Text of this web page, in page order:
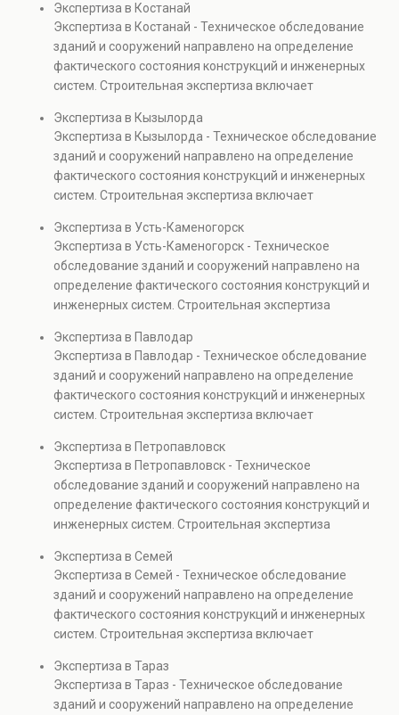
элементов и оценку эксплуатационной безопасности.
Услуга востребована при покупке недвижимости,
капитальном ремонте и реконструкции объектов, а
также при судебных разбирательствах и технических
проверках.
Экспертиза в Костанай
Экспертиза в Костанай - Техническое обследование
зданий и сооружений направлено на определение
фактического состояния конструкций и инженерных
систем. Строительная экспертиза включает
элементов и оценку эксплуатационной безопасности.
Услуга востребована при покупке недвижимости,
капитальном ремонте и реконструкции объектов, а
также при судебных разбирательствах и технических
проверках.
Экспертиза в Кызылорда
Экспертиза в Кызылорда - Техническое обследование
зданий и сооружений направлено на определение
фактического состояния конструкций и инженерных
систем. Строительная экспертиза включает
элементов и оценку эксплуатационной безопасности.
Услуга востребована при покупке недвижимости,
капитальном ремонте и реконструкции объектов, а
также при судебных разбирательствах и технических
проверках.
Экспертиза в Усть-Каменогорск
Экспертиза в Усть-Каменогорск - Техническое
обследование зданий и сооружений направлено на
определение фактического состояния конструкций и
инженерных систем. Строительная экспертиза
прочности элементов и оценку эксплуатационной
безопасности. Услуга востребована при покупке
недвижимости, капитальном ремонте и реконструкции
объектов, а также при судебных разбирательствах и
технических проверках.
Экспертиза в Павлодар
Экспертиза в Павлодар - Техническое обследование
зданий и сооружений направлено на определение
фактического состояния конструкций и инженерных
систем. Строительная экспертиза включает
элементов и оценку эксплуатационной безопасности.
Услуга востребована при покупке недвижимости,
капитальном ремонте и реконструкции объектов, а
также при судебных разбирательствах и технических
проверках.
Экспертиза в Петропавловск
Экспертиза в Петропавловск - Техническое
обследование зданий и сооружений направлено на
определение фактического состояния конструкций и
инженерных систем. Строительная экспертиза
прочности элементов и оценку эксплуатационной
безопасности. Услуга востребована при покупке
недвижимости, капитальном ремонте и реконструкции
объектов, а также при судебных разбирательствах и
технических проверках.
Экспертиза в Семей
Экспертиза в Семей - Техническое обследование
зданий и сооружений направлено на определение
фактического состояния конструкций и инженерных
систем. Строительная экспертиза включает
элементов и оценку эксплуатационной безопасности.
Услуга востребована при покупке недвижимости,
Экспертиза в Тараз
Экспертиза в Тараз - Техническое обследование
зданий и сооружений направлено на определение